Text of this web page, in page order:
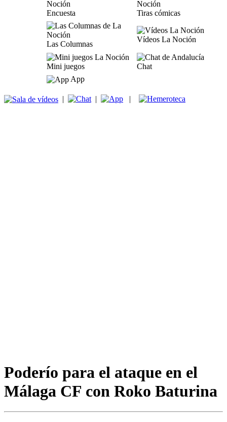
Encuesta Tiras cómicas
Las Columnas
Vídeos La Noción
Mini juegos
Chat
App
| | |
Poderío para el ataque en el
Málaga CF con Roko Baturina